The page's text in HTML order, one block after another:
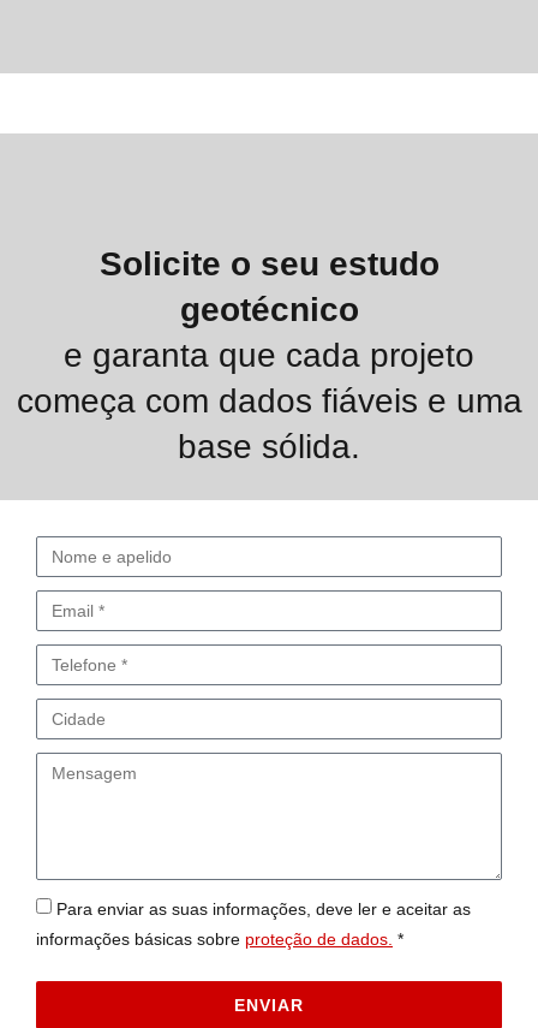
Solicite o seu estudo
geotécnico
e garanta que cada projeto
começa com dados fiáveis e uma
base sólida.
Para enviar as suas informações, deve ler e aceitar as
informações básicas sobre proteção de dados. *
ENVIAR